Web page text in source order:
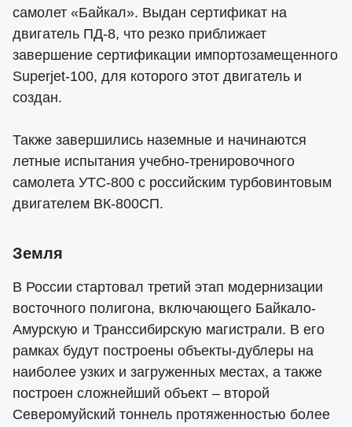
самолет «Байкал». Выдан сертификат на
двигатель ПД-8, что резко приближает
завершение сертификации импортозамещенного
Superjet-100, для которого этот двигатель и
создан.
Также завершились наземные и начинаются
летные испытания учебно-тренировочного
самолета УТС-800 с российским турбовинтовым
двигателем ВК-800СП.
Земля
В России стартовал третий этап модернизации
восточного полигона, включающего Байкало-
Амурскую и Транссибирскую магистрали. В его
рамках будут построены объекты-дублеры на
наиболее узких и загруженных местах, а также
построен сложнейший объект – второй
Северомуйский тоннель протяженностью более